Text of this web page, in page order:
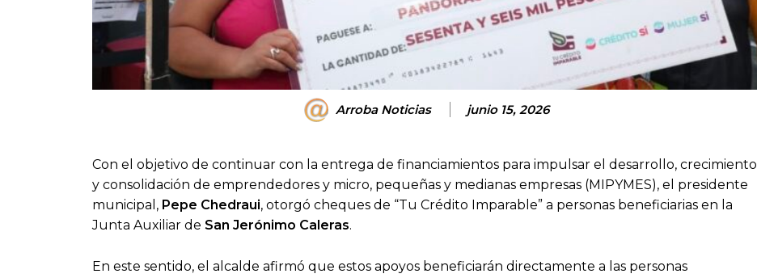
Arroba Noticias junio 15, 2026
Con el objetivo de continuar con la entrega de financiamientos para impulsar el desarrollo, crecimiento
y consolidación de emprendedores y micro, pequeñas y medianas empresas (MIPYMES), el presidente
municipal, Pepe Chedraui, otorgó cheques de “Tu Crédito Imparable” a personas beneficiarias en la
Junta Auxiliar de San Jerónimo Caleras.
En este sentido, el alcalde afirmó que estos apoyos beneficiarán directamente a las personas